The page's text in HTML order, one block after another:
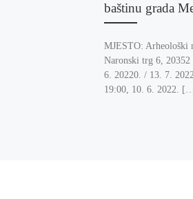
baštinu grada
MJESTO: Arheološki
Naronski trg 6,
6. 20220. / 13. 7.
19:00, 10. 6. 2022.